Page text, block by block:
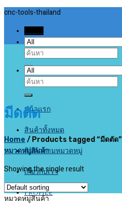
Skip
content
cnc-tools-thailand
Search
for:
Search
for:
หน้าแรก
สินค้าทั้งหมด
สินค้าตามหมวดหมู่
เกี่ยวกับเรา
Profile
มีดตัด
Home / Products tagged “มีดตัด”
หมวดหมู่สินค้า
Showing the single result
หมวดหมู่สินค้า